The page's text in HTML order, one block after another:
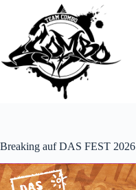
springen
Breaking auf DAS FEST 2026